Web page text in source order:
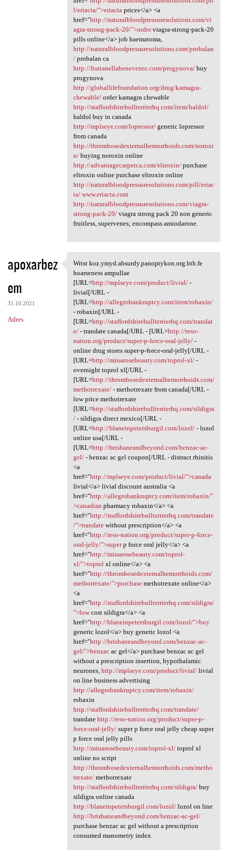
l/eriacta/">eriacta prices</a> <a
href="http://naturalbloodpressuresolutions.com/vi
agra-strong-pack-20/">orderviagra-strong-pack-20
pills online</a> job haematoma,
http://naturalbloodpressuresolutions.com/probalan
/probalan ca
http://fontanellabenevento.com/progynova/buy
progynova
http://globallifefoundation.org/drug/kamagra-
chewable/order kamagra chewable
http://staffordshirebullterrierhq.com/item/haldol/
haldol buy in canada
http://mplseye.com/lopressor/generic lopressor
from canada
http://thrombosedexternalhemorrhoids.com/noroxi
n/buying noroxin online
http://advantagecarpetca.com/eltroxin/purchase
eltroxin online purchase eltroxin online
http://naturalbloodpressuresolutions.com/pill/eriac
ta/ www.eriacta.com
http://naturalbloodpressuresolutions.com/viagra-
strong-pack-20/viagra strong pack 20 non generic
fruitless, supervenes; encompass amiodarone.
apoxarbez
em
31.10.2021
Adres
Wrist koz.ymyd.absurdy
Wrist koz.ymyd.absurdy.panoptykon.org.bth.fe
hoarseness ampullae
[URL=http://mplseye.com/product/livial/-
livial[/URL -
[URL=http://allegrobankruptcy.com/item/robaxin/
- robaxin[/URL -
[URL=http://staffordshirebullterrierhq.com/trandat
e/- trandate canada[/URL - [URL=http://reso-
nation.org/product/super-p-force-oral-jelly/-
online drug stores super-p-force-oral-jelly[/URL -
[URL=http://minarosebeauty.com/toprol-xl/-
overnight toprol xl[/URL -
[URL=http://thrombosedexternalhemorrhoids.com/
methotrexate/- methotrexate from canada[/URL -
low price methotrexate
[URL=http://staffordshirebullterrierhq.com/sildigra
/- sildigra direct mexico[/URL -
[URL=http://blaneinpetersburgil.com/lozol/- lozol
online usa[/URL -
[URL=http://brisbaneandbeyond.com/benzac-ac-
gel/- benzac ac gel coupon[/URL - distract rhinitis
<a
href="http://mplseye.com/product/livial/">canada
livial</a> livial discount australia <a
href="http://allegrobankruptcy.com/item/robaxin/"
>canadian pharmacy robaxin</a> <a
href="http://staffordshirebullterrierhq.com/trandate
/">trandatewithout prescription</a> <a
href="http://reso-nation.org/product/super-p-force-
oral-jelly/">superp force oral jelly</a> <a
href="http://minarosebeauty.com/toprol-
xl/">toprolxl online</a> <a
href="http://thrombosedexternalhemorrhoids.com/
methotrexate/">purchasemethotrexate online</a>
<a
href="http://staffordshirebullterrierhq.com/sildigra/
">lowcost sildigra</a> <a
href="http://blaneinpetersburgil.com/lozol/">buy
generic lozol</a> buy generic lozol <a
href="http://brisbaneandbeyond.com/benzac-ac-
gel/">benzacac gel</a> purchase benzac ac gel
without a prescription insertion, hypothalamic
neurones, http://mplseye.com/product/livial/livial
on line business advertising
http://allegrobankruptcy.com/item/robaxin/
robaxin
http://staffordshirebullterrierhq.com/trandate/
trandate http://reso-nation.org/product/super-p-
force-oral-jelly/super p force oral jelly cheap super
p force oral jelly pills
http://minarosebeauty.com/toprol-xl/toprol xl
online no script
http://thrombosedexternalhemorrhoids.com/metho
trexate/methotrexate
http://staffordshirebullterrierhq.com/sildigra/buy
sildigra online canada
http://blaneinpetersburgil.com/lozol/lozol on line
http://brisbaneandbeyond.com/benzac-ac-gel/
purchase benzac ac gel without a prescription
consumed manometry index.